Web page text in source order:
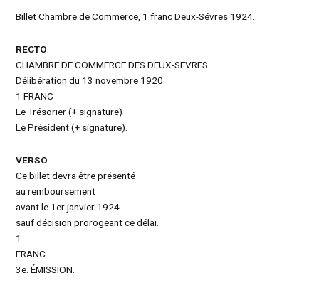
Billet Chambre de Commerce, 1 franc Deux-Sévres 1924.
RECTO
CHAMBRE DE COMMERCE DES DEUX-SEVRES
Délibération du 13 novembre 1920
1 FRANC
Le Trésorier (+ signature)
Le Président (+ signature).
VERSO
Ce billet devra être présenté
au remboursement
avant le 1er janvier 1924
sauf décision prorogeant ce délai.
1
FRANC
3e. ÉMISSION.